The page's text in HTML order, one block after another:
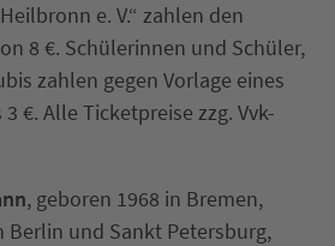
e. V.“ zahlen den
8 €. Schülerinnen und Schüler,
zahlen gegen Vorlage eines
€. Alle Ticketpreise zzg. Vvk-
, geboren 1968 in Bremen,
und Sankt Petersburg,